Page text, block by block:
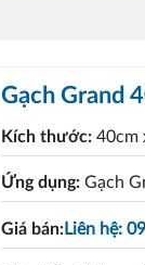
Gạch Grand
Kích thước:40cm
Ứng dụng:Gạch
Giá bán:Liên hệ: